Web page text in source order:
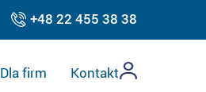
+48 22 455 38 38
Dla firm Kontakt